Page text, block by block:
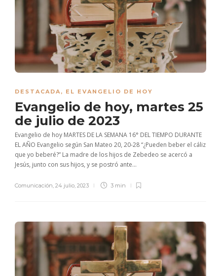
DESTACADA, EL EVANGELIO DE HOY
Evangelio de hoy, martes 25
de julio de 2023
Evangelio de hoy MARTES DE LA SEMANA 16° DEL TIEMPO DURANTE
EL AÑO Evangelio según San Mateo 20, 20-28 “¿Pueden beber el cáliz
que yo beberé?” La madre de los hijos de Zebedeo se acercó a
Jesús, junto con sus hijos, y se postró ante...
Comunicación, 24 julio, 2023 3 min